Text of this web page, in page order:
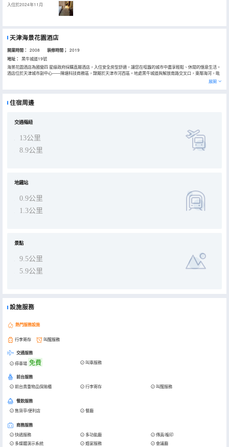
入住於2024年11月
天津海景花園酒店
開業時間： 2008 装修時間； 2019
地址：
黑牛城道19號
海景花園酒店為國營四 星級政府採購直屬酒店，入住安全房型舒適，讓您在喧囂的城市中盡享輕鬆、休閒的愜意生活。
酒店位於天津城市副中心——陳塘科技商務區，隸屬於天津市河西區。地處黑牛城道與解放南路交叉口，東鄰海河，毗
鄰友誼路、西青開發區、泰達微電子區。可直達梅江會展中心、天津奧林匹克中心體育場（天津水滴）、濱海國際機
酒店內設多功能宴會廳和會議室，無論是小型會議還是豪華宴會，酒店皆可滿足您的各類活動需求。
展開
住宿周邊
交通樞紐
13公里
8.9公里
地鐵站
0.9公里
1.3公里
景點
9.5公里
5.9公里
設施服務
熱門服務設施
行李寄存 叫醒服務
交通服務
停車場 免費 叫車服務
前台服務
前台貴重物品保險櫃 行李寄存 叫醒服務
餐飲服務
售貨亭/便利店 餐廳
商務服務
快遞服務 多功能廳
傳真/複印
多媒體演示系統
婚宴服務 會議廳